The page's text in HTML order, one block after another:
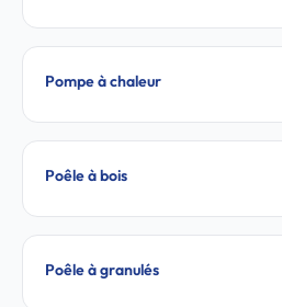
Pompe à chaleur
Poêle à bois
Poêle à granulés